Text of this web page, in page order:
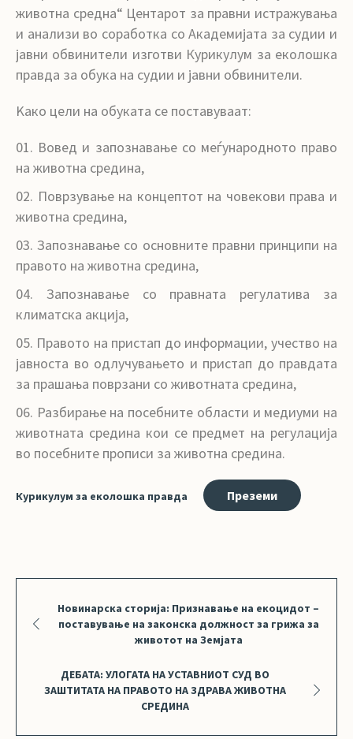
животна средна“ Центарот за правни истражувања
и анализи во соработка со Академијата за судии и
јавни обвинители изготви Курикулум за еколошка
правда за обука на судии и јавни обвинители.
Kако цели на обуката се поставуваат:
Вовед и запознавање со меѓународното право
на животна средина,
Поврзување на концептот на човекови права и
животна средина,
Запознавање со основните правни принципи на
правото на животна средина,
Запознавање со правната регулатива за
климатска акција,
Правото на пристап до информации, учество на
јавноста во одлучувањето и пристап до правдата
за прашања поврзани со животната средина,
Разбирање на посебните области и медиуми на
животната средина кои се предмет на регулација
во посебните прописи за животна средина.
Курикулум за еколошка правда Преземи
Новинарска сторија: Признавање на екоцидот –
поставување на законска должност за грижа за
животот на Земјата
ДЕБАТА: УЛОГАТА НА УСТАВНИОТ СУД ВО
ЗАШТИТАТА НА ПРАВОТО НА ЗДРАВА ЖИВОТНА
СРЕДИНА